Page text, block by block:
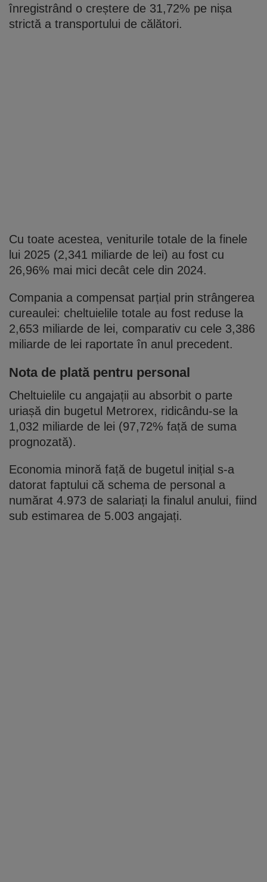
înregistrând o creștere de 31,72% pe nișa
strictă a transportului de călători.
Cu toate acestea, veniturile totale de la finele
lui 2025 (2,341 miliarde de lei) au fost cu
26,96% mai mici decât cele din 2024.
Compania a compensat parțial prin strângerea
cureaulei: cheltuielile totale au fost reduse la
2,653 miliarde de lei, comparativ cu cele 3,386
miliarde de lei raportate în anul precedent.
Nota de plată pentru personal
Cheltuielile cu angajații au absorbit o parte
uriașă din bugetul Metrorex, ridicându-se la
1,032 miliarde de lei (97,72% față de suma
prognozată).
Economia minoră față de bugetul inițial s-a
datorat faptului că schema de personal a
numărat 4.973 de salariați la finalul anului, fiind
sub estimarea de 5.003 angajați.